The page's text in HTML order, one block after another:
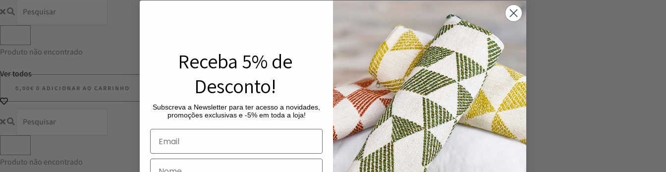
Produto não encontrado
Ver todos
0,00€ 0 ADICIONAR AO CARRINHO
Produto não encontrado
Receba 5% de
Desconto!
Subscreva a Newsletter para ter acesso a novidades,
promoções exclusivas e -5% em toda a loja!